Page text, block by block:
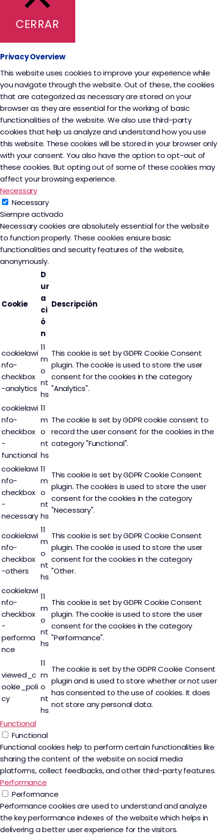
CERRAR
Privacy Overview
This website uses cookies to improve your experience while
you navigate through the website. Out of these, the cookies
that are categorized as necessary are stored on your
browser as they are essential for the working of basic
functionalities of the website. We also use third-party
cookies that help us analyze and understand how you use
this website. These cookies will be stored in your browser only
with your consent. You also have the option to opt-out of
these cookies. But opting out of some of these cookies may
affect your browsing experience.
Necessary
Necessary
Siempre activado
Necessary cookies are absolutely essential for the website
to function properly. These cookies ensure basic
functionalities and security features of the website,
anonymously.
Cookie
D
ur
a
ci
ó
n
Descripción
cookielawi
nfo-
checkbox
-analytics
11
m
o
nt
hs
This cookie is set by GDPR Cookie Consent
plugin. The cookie is used to store the user
consent for the cookies in the category
"Analytics".
cookielawi
nfo-
checkbox
-
functional
11
m
o
nt
hs
The cookie is set by GDPR cookie consent to
record the user consent for the cookies in the
category "Functional".
cookielawi
nfo-
checkbox
-
necessary
11
m
o
nt
hs
This cookie is set by GDPR Cookie Consent
plugin. The cookies is used to store the user
consent for the cookies in the category
"Necessary".
cookielawi
nfo-
checkbox
-others
11
m
o
nt
hs
This cookie is set by GDPR Cookie Consent
plugin. The cookie is used to store the user
consent for the cookies in the category
"Other.
cookielawi
nfo-
checkbox
-
performa
nce
11
m
o
nt
hs
This cookie is set by GDPR Cookie Consent
plugin. The cookie is used to store the user
consent for the cookies in the category
"Performance".
viewed_c
ookie_poli
cy
11
m
o
nt
hs
The cookie is set by the GDPR Cookie Consent
plugin and is used to store whether or not user
has consented to the use of cookies. It does
not store any personal data.
Functional
Functional
Functional cookies help to perform certain functionalities like
sharing the content of the website on social media
platforms, collect feedbacks, and other third-party features.
Performance
Performance
Performance cookies are used to understand and analyze
the key performance indexes of the website which helps in
delivering a better user experience for the visitors.